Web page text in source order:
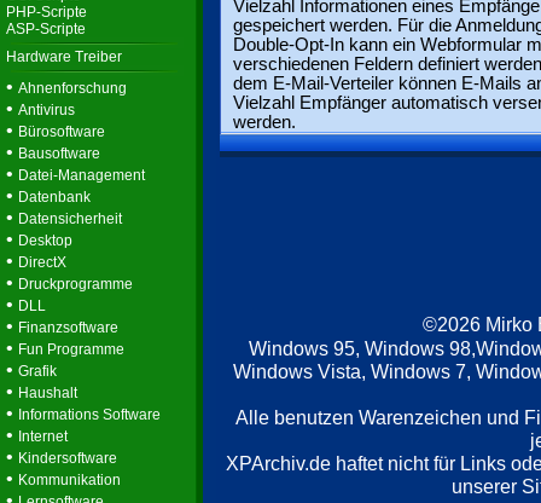
PHP-Scripte
ASP-Scripte
Hardware Treiber
• Ahnenforschung
• Antivirus
• Bürosoftware
• Bausoftware
• Datei-Management
• Datenbank
• Datensicherheit
• Desktop
• DirectX
• Druckprogramme
• DLL
• Finanzsoftware
• Fun Programme
• Grafik
• Haushalt
• Informations Software
• Internet
• Kindersoftware
• Kommunikation
Vielzahl Informationen eines
gespeichert werden. Für die
Double-Opt-In kann ein Webformular
verschiedenen Feldern definiert
dem E-Mail-Verteiler können E-Mails
Vielzahl Empfänger automatisch
werden.
©2026 Mirko
Windows 95, Windows
Windows Vista, Windows 7,
Alle benutzen Warenzeichen und
XPArchiv.de haftet nicht für Links
unserer